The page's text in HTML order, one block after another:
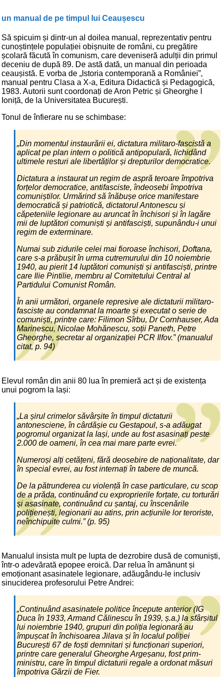
un manual de pe timpul lui Ceaușescu
Să spicuim și dintr-un al doilea manual, reprezentativ pentru
cunoștințele populației obișnuite de români, cu pregătire
școlară făcută în comunism, care deveniseră adulții din primul
deceniu de după 89. De astă dată, un manual din perioada
ceaușistă. E vorba de „Istoria contemporană a României”,
manual pentru Clasa a X-a, Editura Didactică și Pedagogică,
1983. Autorii sunt coordonați de Aron Petric și Gheorghe I
Ioniță, de la Universitatea București.
Tonul de înfierare nu se schimbase:
„Din momentul instaurării ei, dictatura militaro-fascistă a
aplicat pe plan intern o politică antipopulară, lichidând
ultimele resturi ale libertăților și drepturilor democratice.
Dictatura a instaurat un regim de aspră teroare împotriva
forțelor democratice, antifasciste, îndeosebi împotriva
comuniștilor. Urmărind să înăbușe orice manifestare
democratică și patriotică, dictatorul Antonescu și
căpeteniile legionare au aruncat în închisori și în lagăre
mii de luptători comuniști și antifasciști, supunându-i unui
regim de exterminare.
Numai sub zidurile celei mai fioroase închisori, Doftana,
care s-a prăbușit în urma cutremurului din 10 noiembrie
1940, au pierit 14 luptători comuniști și antifasciști, printre
care Ilie Pintilie, membru al Comitetului Central al
Partidului Comunist Român.
În anii următori, organele represive ale dictaturii militaro-
fasciste au condamnat la moarte și executat o serie de
comuniști, printre care: Filimon Sîrbu, Dr Cornhauser, Ada
Marinescu, Nicolae Mohănescu, soții Paneth, Petre
Gheorghe, secretar al organizației PCR Ilfov.” (manualul
citat, p. 94)
Elevul român din anii 80 lua în premieră act și de existența
unui pogrom la Iași:
„La șirul crimelor săvârșite în timpul dictaturii
antonesciene, în cârdășie cu Gestapoul, s-a adăugat
pogromul organizat la Iași, unde au fost asasinați peste
2.000 de oameni, în cea mai mare parte evrei.
Numeroși alți cetățeni, fără deosebire de naționalitate, dar
în special evrei, au fost internați în tabere de muncă.
De la pătrunderea cu violență în case particulare, cu scop
de a prăda, continuând cu exproprierile forțate, cu torturări
și asasinate, continuând cu șantaj, cu înscenările
polițienești, legionarii au atins, prin acțiunile lor teroriste,
neînchipuite culmi.” (p. 95)
Manualul insista mult pe lupta de dezrobire dusă de comuniști,
într-o adevărată epopee eroică. Dar relua în amănunt și
emoționant asasinatele legionare, adăugându-le inclusiv
sinuciderea profesorului Petre Andrei:
„Continuând asasinatele politice începute anterior (IG
Duca în 1933, Armand Călinescu în 1939, ș.a.) la sfârșitul
lui noiembrie 1940, grupuri din poliția legionară au
împușcat în închisoarea Jilava și în localul poliției
București 67 de foști demnitari și funcționari superiori,
printre care generalul Gheorghe Argeșanu, fost prim-
ministru, care în timpul dictaturii regale a ordonat măsuri
împotriva Gărzii de Fier.